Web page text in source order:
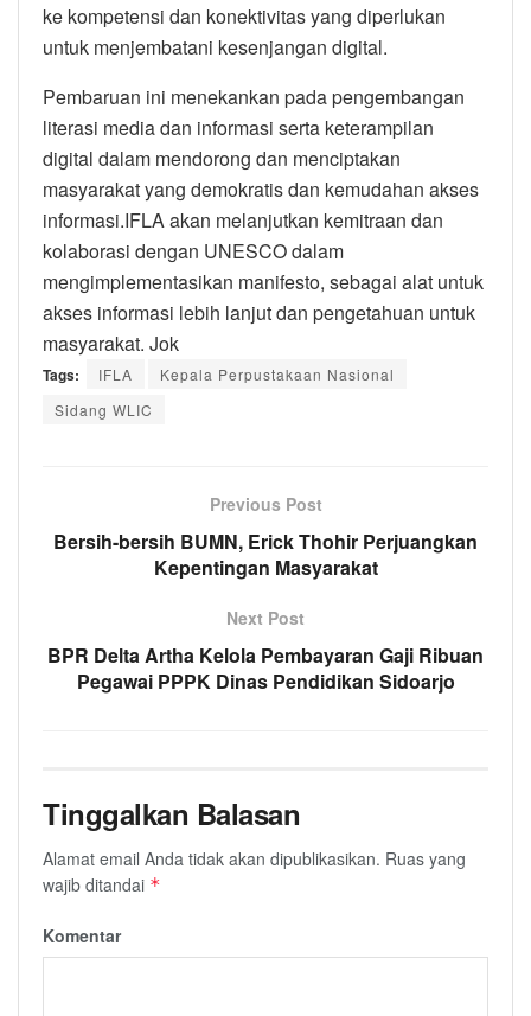
ke kompetensi dan konektivitas yang diperlukan
untuk menjembatani kesenjangan digital.
Pembaruan ini menekankan pada pengembangan
literasi media dan informasi serta keterampilan
digital dalam mendorong dan menciptakan
masyarakat yang demokratis dan kemudahan akses
informasi.IFLA akan melanjutkan kemitraan dan
kolaborasi dengan UNESCO dalam
mengimplementasikan manifesto, sebagai alat untuk
akses informasi lebih lanjut dan pengetahuan untuk
masyarakat. Jok
Tags: IFLA
Kepala Perpustakaan Nasional
Sidang WLIC
Previous Post
Bersih-bersih BUMN, Erick Thohir Perjuangkan
Kepentingan Masyarakat
Next Post
BPR Delta Artha Kelola Pembayaran Gaji Ribuan
Pegawai PPPK Dinas Pendidikan Sidoarjo
Tinggalkan Balasan
Alamat email Anda tidak akan dipublikasikan. Ruas yang
wajib ditandai *
Komentar